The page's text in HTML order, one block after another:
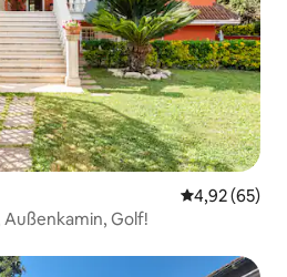
4,92 (65)
Außenkamin, Golf!